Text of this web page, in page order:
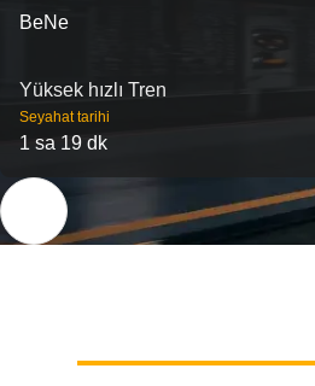
BeNe
Yüksek hızlı Tren
Seyahat tarihi
1 sa 19 dk